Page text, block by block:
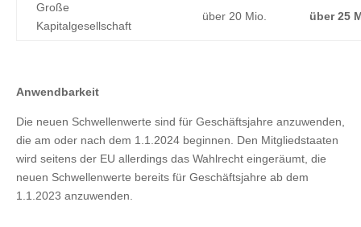
Große
Kapitalgesellschaft
über 20 Mio. über 25
Anwendbarkeit
Die neuen Schwellenwerte sind für Geschäftsjahre anzuwenden,
die am oder nach dem 1.1.2024 beginnen. Den Mitgliedstaaten
wird seitens der EU allerdings das Wahlrecht eingeräumt, die
neuen Schwellenwerte bereits für Geschäftsjahre ab dem
1.1.2023 anzuwenden.